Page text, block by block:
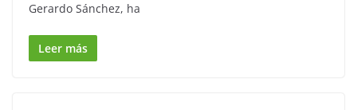
Gerardo Sánchez, ha
Leer más